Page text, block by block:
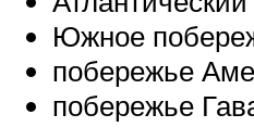
Южное
побережье
побережье